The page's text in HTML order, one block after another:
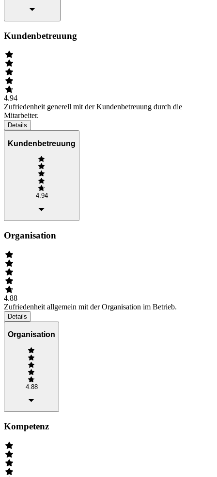
Kundenbetreuung
4.94
Zufriedenheit generell mit der Kundenbetreuung durch die
Mitarbeiter.
Details
Kundenbetreuung
4.94
Organisation
4.88
Zufriedenheit allgemein mit der Organisation im Betrieb.
Details
Organisation
4.88
Kompetenz